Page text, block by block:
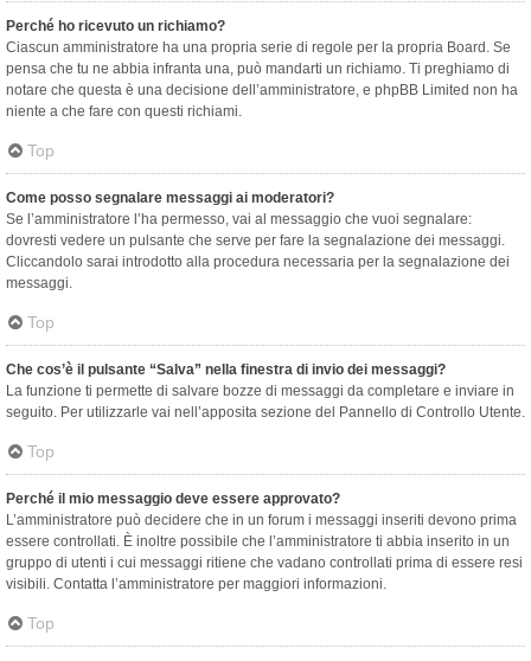
Perché ho ricevuto un richiamo?
Ciascun amministratore ha una propria serie di regole per la propria Board. Se
pensa che tu ne abbia infranta una, può mandarti un richiamo. Ti preghiamo di
notare che questa è una decisione dell’amministratore, e phpBB Limited non ha
niente a che fare con questi richiami.
Top
Come posso segnalare messaggi ai moderatori?
Se l’amministratore l’ha permesso, vai al messaggio che vuoi segnalare:
dovresti vedere un pulsante che serve per fare la segnalazione dei messaggi.
Cliccandolo sarai introdotto alla procedura necessaria per la segnalazione dei
messaggi.
Top
Che cos’è il pulsante “Salva” nella finestra di invio dei messaggi?
La funzione ti permette di salvare bozze di messaggi da completare e inviare in
seguito. Per utilizzarle vai nell’apposita sezione del Pannello di Controllo Utente.
Top
Perché il mio messaggio deve essere approvato?
L’amministratore può decidere che in un forum i messaggi inseriti devono prima
essere controllati. È inoltre possibile che l’amministratore ti abbia inserito in un
gruppo di utenti i cui messaggi ritiene che vadano controllati prima di essere resi
visibili. Contatta l’amministratore per maggiori informazioni.
Top